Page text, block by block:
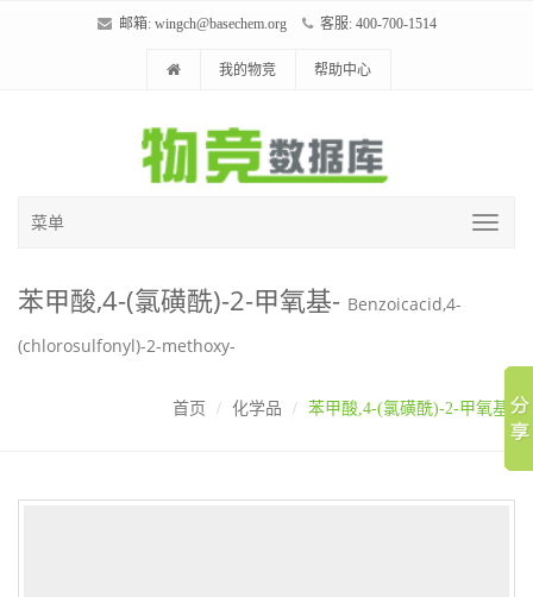
邮箱: wingch@basechem.org 客服: 400-700-1514
我的物竞 帮助中心
菜单
苯甲酸,4-(氯磺酰)-2-甲氧基- Benzoicacid,4-
(chlorosulfonyl)-2-methoxy-
首页 化学品 苯甲酸,4-(氯磺酰)-2-甲氧基-